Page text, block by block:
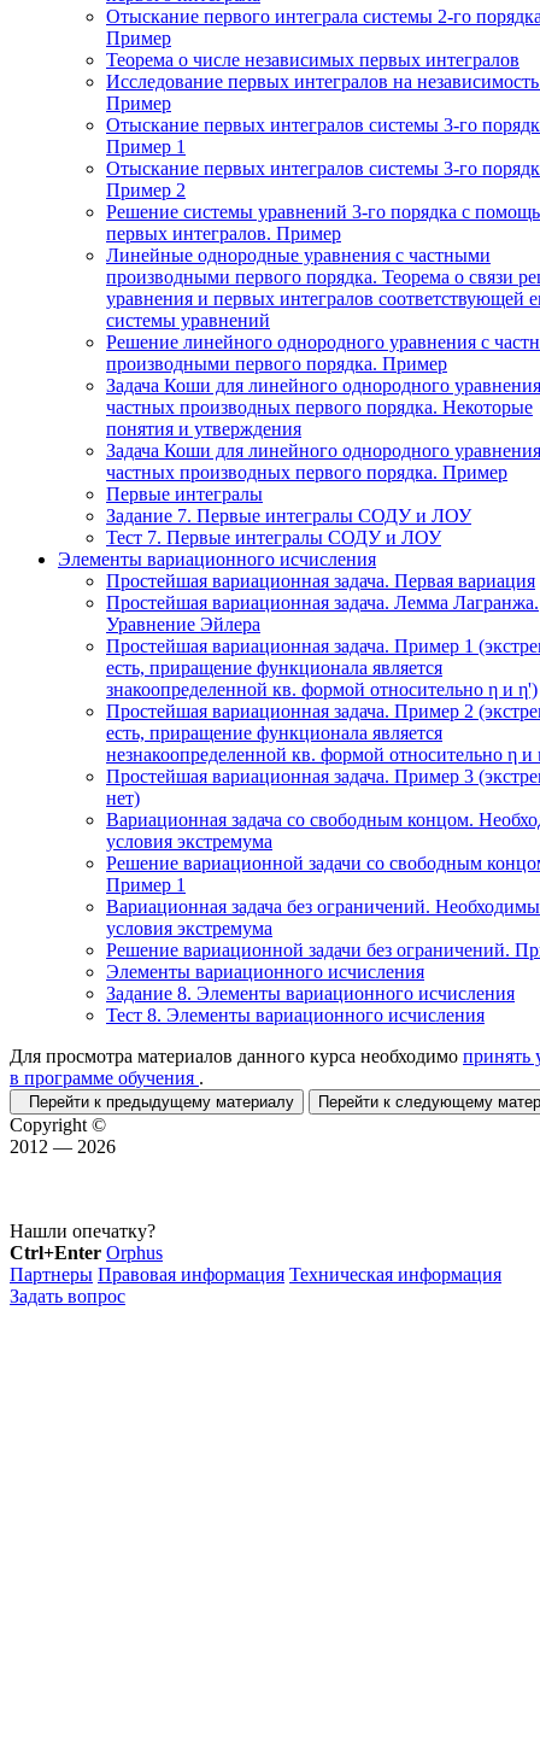
Отыскание первого интеграла системы 2-го
Пример
Теорема о числе независимых первых интегралов
Исследование первых интегралов на
Пример
Отыскание первых интегралов системы 3-го
Пример 1
Отыскание первых интегралов системы 3-го
Пример 2
Решение системы уравнений 3-го порядка с
первых интегралов. Пример
Линейные однородные уравнения с частными
производными первого порядка. Теорема о связи
уравнения и первых интегралов соответствующей
системы уравнений
Решение линейного однородного уравнения с
производными первого порядка. Пример
Задача Коши для линейного однородного
частных производных первого порядка. Некоторые
понятия и утверждения
Задача Коши для линейного однородного
частных производных первого порядка. Пример
Первые интегралы
Задание 7. Первые интегралы СОДУ и ЛОУ
Тест 7. Первые интегралы СОДУ и ЛОУ
Элементы вариационного исчисления
Простейшая вариационная задача. Первая вариация
Простейшая вариационная задача. Лемма Лагранжа.
Уравнение Эйлера
Простейшая вариационная задача. Пример 1
есть, приращение функционала является
знакоопределенной кв. формой относительно η и η')
Простейшая вариационная задача. Пример 2
есть, приращение функционала является
незнакоопределенной кв. формой относительно η и
Простейшая вариационная задача. Пример 3
нет)
Вариационная задача со свободным концом.
условия экстремума
Решение вариационной задачи со свободным
Пример 1
Вариационная задача без ограничений.
условия экстремума
Решение вариационной задачи без ограничений.
Элементы вариационного исчисления
Задание 8. Элементы вариационного исчисления
Тест 8. Элементы вариационного исчисления
Для просмотра материалов данного курса необходимо принять
в программе обучения .
Перейти к предыдущему материалу Перейти к следующему
Copyright ©
2012 — 2026
Нашли опечатку?
Ctrl+Enter Orphus
Партнеры Правовая информация Техническая информация
Задать вопрос